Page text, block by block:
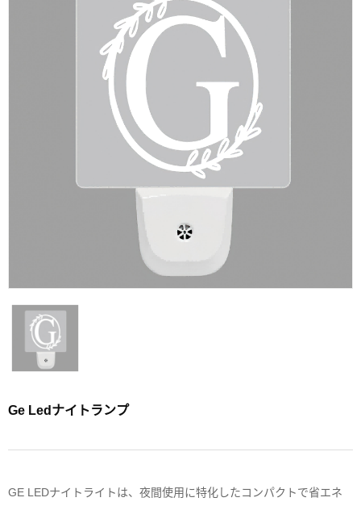
Ge Ledナイトランプ
GE LEDナイトライトは、夜間使用に特化したコンパクトで省エネ